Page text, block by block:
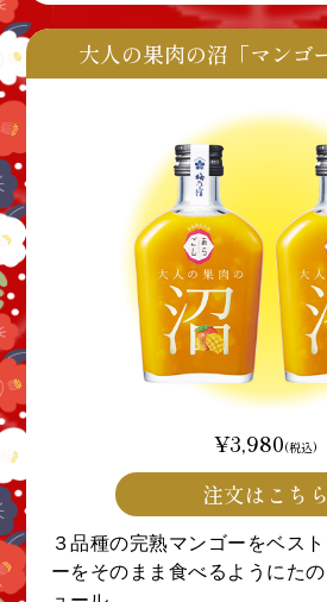
大人の果肉の沼「マンゴ
¥3,980(税込)
注文はこちら
３品種の完熟マンゴーをベス
ーをそのまま食べるようにた